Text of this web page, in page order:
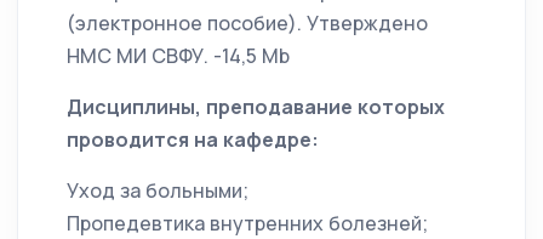
(электронное пособие). Утверждено
НМС МИ СВФУ. -14,5 Mb
Дисциплины, преподавание которых
проводится на кафедре:
Уход за больными;
Пропедевтика внутренних болезней;